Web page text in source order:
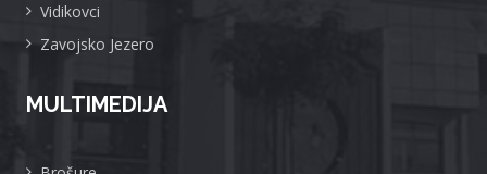
Vidikovci
Zavojsko Jezero
MULTIMEDIJA